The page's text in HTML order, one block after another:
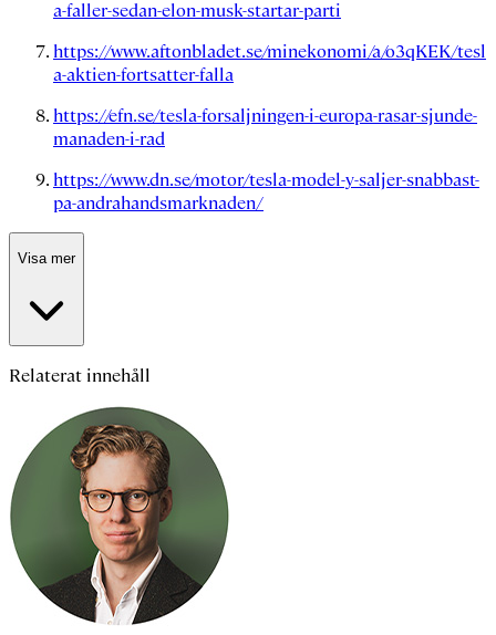
a-faller-sedan-elon-musk-startar-parti
https://www.aftonbladet.se/minekonomi/a/o3qKEK/tesl
a-aktien-fortsatter-falla
https://efn.se/tesla-forsaljningen-i-europa-rasar-sjunde-
manaden-i-rad
https://www.dn.se/motor/tesla-model-y-saljer-snabbast-
pa-andrahandsmarknaden/
Visa mer
Relaterat innehåll